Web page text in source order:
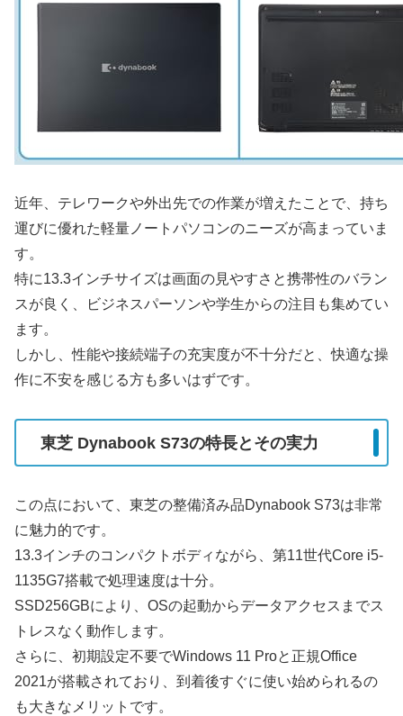
近年、テレワークや外出先での作業が増えたことで、持ち
運びに優れた軽量ノートパソコンのニーズが高まっていま
す。
特に13.3インチサイズは画面の見やすさと携帯性のバラン
スが良く、ビジネスパーソンや学生からの注目も集めてい
ます。
しかし、性能や接続端子の充実度が不十分だと、快適な操
作に不安を感じる方も多いはずです。
東芝 Dynabook S73の特長とその実力
この点において、東芝の整備済み品Dynabook S73は非常
に魅力的です。
13.3インチのコンパクトボディながら、第11世代Core i5-
1135G7搭載で処理速度は十分。
SSD256GBにより、OSの起動からデータアクセスまでス
トレスなく動作します。
さらに、初期設定不要でWindows 11 Proと正規Office
2021が搭載されており、到着後すぐに使い始められるの
も大きなメリットです。